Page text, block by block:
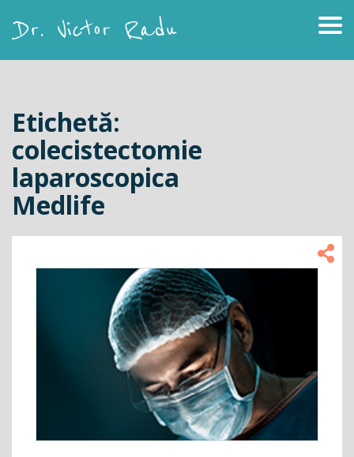
Etichetă:
colecistectomie
laparoscopica
Medlife